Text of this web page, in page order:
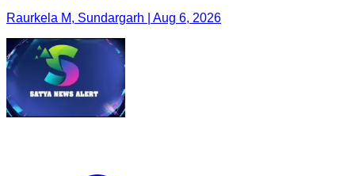
Raurkela M, Sundargarh | Aug 6, 2026